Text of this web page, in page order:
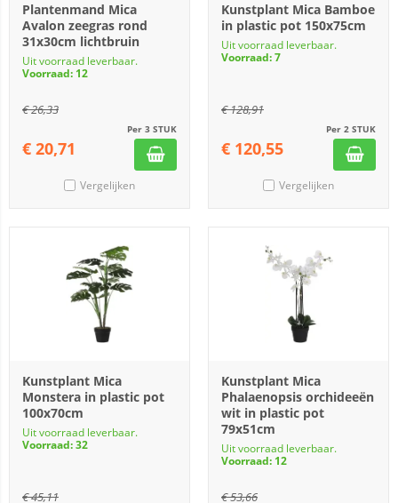
Plantenmand Mica
Avalon zeegras rond
31x30cm lichtbruin
Uit voorraad leverbaar.
Voorraad: 12
€26,33
Per 3 STUK
€ 20,71
Vergelijken
Kunstplant Mica Bamboe
in plastic pot 150x75cm
Uit voorraad leverbaar.
Voorraad: 7
€128,91
Per 2 STUK
€ 120,55
Vergelijken
Kunstplant Mica
Monstera in plastic pot
100x70cm
Uit voorraad leverbaar.
Voorraad: 32
€45,11
Kunstplant Mica
Phalaenopsis orchideeën
wit in plastic pot
79x51cm
Uit voorraad leverbaar.
Voorraad: 12
€53,66